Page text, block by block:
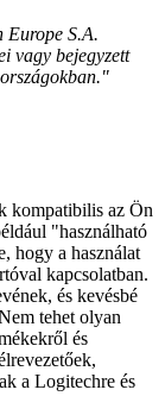
Europe S.A.
vagy bejegyzett
kompatibilis az Ön
"használható
hogy a használat
kapcsolatban.
és kevésbé
tehet olyan
és
a Logitechre és